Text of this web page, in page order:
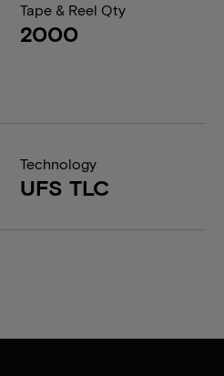
Tape & Reel Qty
2000
Technology
UFS TLC